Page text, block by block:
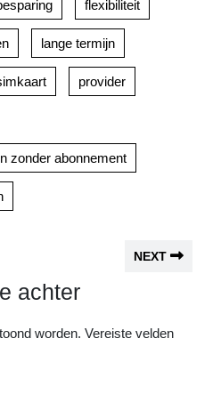
flexibiliteit
lange termijn
provider
zonder abonnement
NEXT
achter
worden. Vereiste velden